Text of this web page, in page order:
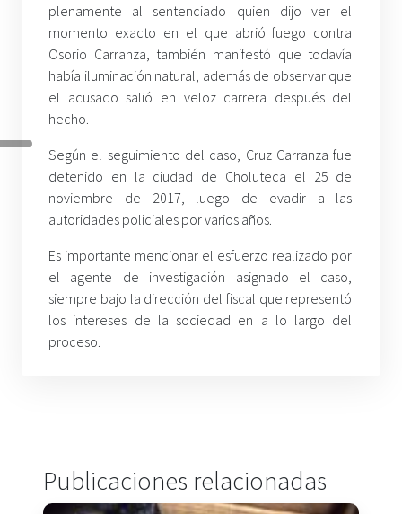
plenamente al sentenciado quien dijo ver el
momento exacto en el que abrió fuego contra
Osorio Carranza, también manifestó que todavía
había iluminación natural, además de observar que
el acusado salió en veloz carrera después del
hecho.
Según el seguimiento del caso, Cruz Carranza fue
detenido en la ciudad de Choluteca el 25 de
noviembre de 2017, luego de evadir a las
autoridades policiales por varios años.
Es importante mencionar el esfuerzo realizado por
el agente de investigación asignado el caso,
siempre bajo la dirección del fiscal que representó
los intereses de la sociedad en a lo largo del
proceso.
Publicaciones relacionadas